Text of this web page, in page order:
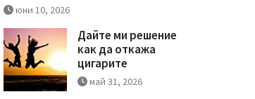
юни 10, 2026
Дайте ми решение
как да откажа
цигарите
май 31, 2026